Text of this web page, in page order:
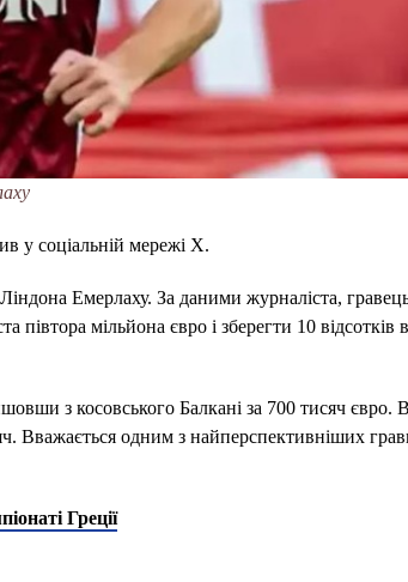
у соціальній мережі Х.
Емерлаху. За даними журналіста,
мільйона євро і зберегти 10 відсотків
з косовського Балкані за 700 тисяч євро.
Вважається одним з найперспективніших
Греції